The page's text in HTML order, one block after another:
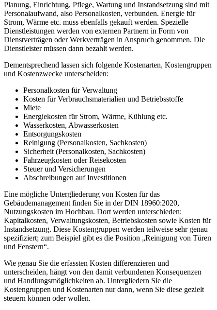
Planung, Einrichtung, Pflege, Wartung und Instandsetzung sind mit
Personalaufwand, also Personalkosten, verbunden. Energie für
Strom, Wärme etc. muss ebenfalls gekauft werden. Spezielle
Dienstleistungen werden von externen Partnern in Form von
Dienstverträgen oder Werkverträgen in Anspruch genommen. Die
Dienstleister müssen dann bezahlt werden.
Dementsprechend lassen sich folgende Kostenarten, Kostengruppen
und Kostenzwecke unterscheiden:
Personalkosten für Verwaltung
Kosten für Verbrauchsmaterialien und Betriebsstoffe
Miete
Energiekosten für Strom, Wärme, Kühlung etc.
Wasserkosten, Abwasserkosten
Entsorgungskosten
Reinigung (Personalkosten, Sachkosten)
Sicherheit (Personalkosten, Sachkosten)
Fahrzeugkosten oder Reisekosten
Steuer und Versicherungen
Abschreibungen auf Investitionen
Eine mögliche Untergliederung von Kosten für das
Gebäudemanagement finden Sie in der DIN 18960:2020,
Nutzungskosten im Hochbau. Dort werden unterschieden:
Kapitalkosten, Verwaltungskosten, Betriebskosten sowie Kosten für
Instandsetzung. Diese Kostengruppen werden teilweise sehr genau
spezifiziert; zum Beispiel gibt es die Position „Reinigung von Türen
und Fenstern“.
Wie genau Sie die erfassten Kosten differenzieren und
unterscheiden, hängt von den damit verbundenen Konsequenzen
und Handlungsmöglichkeiten ab. Untergliedern Sie die
Kostengruppen und Kostenarten nur dann, wenn Sie diese gezielt
steuern können oder wollen.